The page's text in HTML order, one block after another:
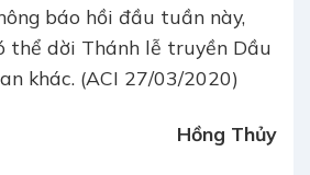
báo hồi đầu tuần này,
thể dời Thánh lễ truyền Dầu
khác. (ACI 27/03/2020)
Hồng Thủy